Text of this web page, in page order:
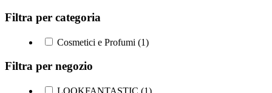
Filtra per categoria
Cosmetici e Profumi (1)
Filtra per negozio
LOOKFANTASTIC (1)